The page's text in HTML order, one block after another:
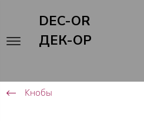
DEC-OR
ДЕК-ОР
Кнобы